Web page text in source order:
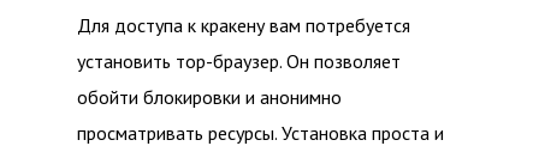
Для доступа к кракену вам потребуется
установить тор-браузер. Он позволяет
обойти блокировки и анонимно
просматривать ресурсы. Установка проста и